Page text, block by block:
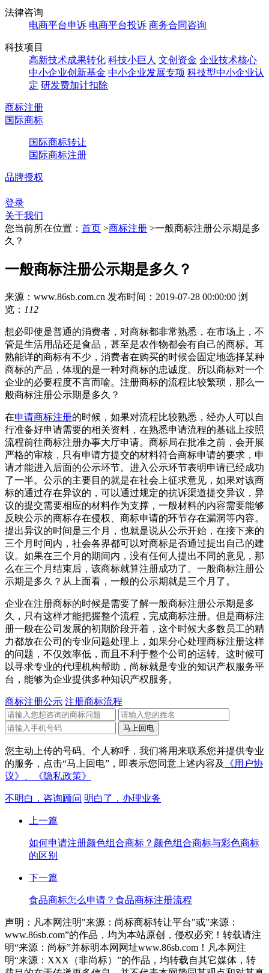
法律咨询
电商平台申诉 电商平台投诉 商务合同咨询
科技项目
高新技术成果转化 科技小巨人 文创资金 企业技术核心
中小企业创新基金 中小企业发展专项 科技型中小企业认
定 研发费加计扣除
商标注册
国际商标
国际商标转让
国际商标注册
品牌授权
登录
关于我们
您当前所在位置： 首页 >商标注册 >一般商标注册公示期是多
久？
一般商标注册公示期是多久？
来源：www.86sb.com.cn 发布时间：2019-07-28 00:00:00 浏
览： 112
想必即使是普通的消费者，对商标都非常熟悉，在市场上，不
管是生活用品还是食品，甚至是农作物都会有自己的商标。耳
熟能详的商标有不少，消费者在购买的时候会固定地选择某种
商标的产品，体现的是一种对商标的忠诚度。所以商标对一个
企业的必要程度不言而喻。注册商标的流程比较繁琐，那么一
般商标注册公示期是多久？
在申请商标注册的时候，如果对流程比较熟悉，经办人可以自
行准备好申请需要的相关资料，在熟悉申请流程的基础上按照
流程前往商标注册办事大厅申请。商标局在批准之前，会开展
严格的审核，只有申请方提交的材料符合商标申请的要求，申
请才能进入后面的公示环节。进入公示环节表明申请已经成功
了一半。公示的主要目的就是在社会上征求意见，如果对该商
标的通过存在异议的，可以通过规定的抗诉渠道提交异议，异
议的提交需要相应的材料作为支撑，一般材料的内容需要能够
反映公示的商标存在侵权、商标申请的环节存在漏洞等内容。
提出异议的时间是三个月，也就是说从公示开始，在接下来的
三个月时间内，社会各界都可以对商标是否通过提出自己的建
议。如果在三个月的期间内，没有任何人提出不同的意见，那
么在三个月结束后，该商标就算注册成功了。一般商标注册公
示期是多久？从上面看，一般的公示期就是三个月了。
企业在注册商标的时候是需要了解一般商标注册公示期是多
久，只有这样才能把握整个流程，完成商标注册。但是商标注
册一般在公司发展的初期阶段开着，这个时候大多数员工的精
力都放在公司的专业问题处理上，如果分心处理商标注册这样
的问题，不仅效率低，而且不利于整个公司的运转。这时候可
以寻求专业的代理机构帮助，尚标就是专业的知识产权服务平
台，能够为企业提供多种知识产权服务。
商标注册公示 注册商标流程
您主动上传的号码、个人称呼，我们将用来联系您并提供专业
的服务，点击“马上回电”，即表示您同意上述内容及
《用户协
议》、
《隐私政策》
不明白，咨询顾问 明白了，办理业务
上一篇
如何申请注册颜色组合商标？颜色组合商标与彩色商标
的区别
下一篇
食品商标怎么申请？食品商标注册流程
声明：凡本网注明"来源：尚标商标转让平台"或”来源：
www.86sb.com”的作品，均为本站原创，侵权必究！转载请注
明“来源：尚标”并标明本网网址www.86sb.com！凡本网注
明“来源：XXX（非尚标）”的作品，均转载自其它媒体，转